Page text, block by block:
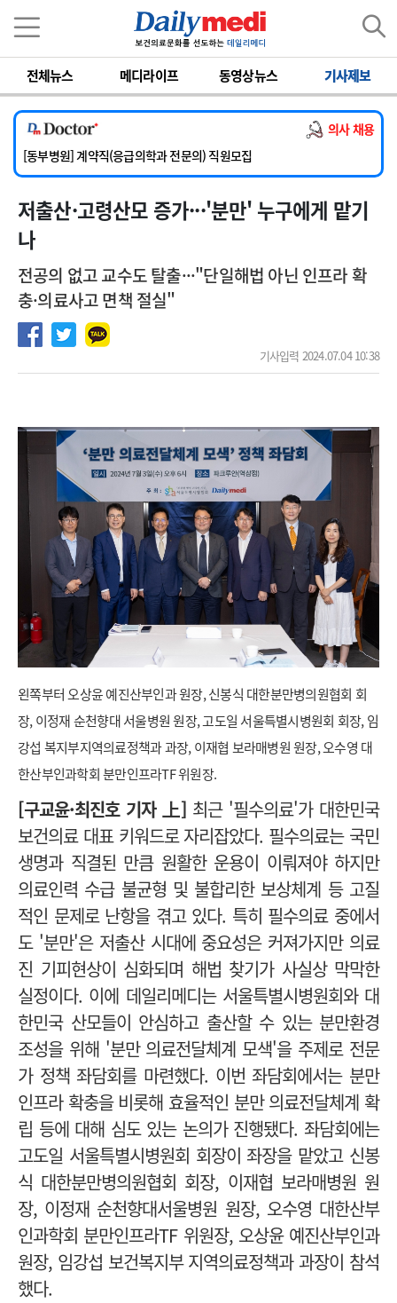
전체뉴스 메디라이프 동영상뉴스 기사제보
의사 채용
[서울아산병원] 2026년 하반기 인턴 모집
[영남대학교의료원] 마취통증의학과 임기제 임상의사 채용
[충남대학교병원] 소아청소년과(소아응급전담) 계약직 의사 공개채용
[동부병원] 계약직(응급의학과 전문의) 직원모집
[이대목동병원] 하반기 전공의(레지던트1년차) 모집
[서울아산병원] 2026년 하반기 인턴 모집
[영남대학교의료원] 마취통증의학과 임기제 임상의사 채용
저출산·고령산모 증가···'분만' 누구에게 맡기
나
전공의 없고 교수도 탈출···"단일해법 아닌 인프라 확
충·의료사고 면책 절실"
기사입력 2024.07.04 10:38
왼쪽부터 오상윤 예진산부인과 원장, 신봉식 대한분만병의원협회 회
장, 이정재 순천향대 서울병원 원장, 고도일 서울특별시병원회 회장, 임
강섭 복지부지역의료정책과 과장, 이재협 보라매병원 원장, 오수영 대
한산부인과학회 분만인프라TF 위원장.
[구교윤·최진호 기자 上] 최근 '필수의료'가 대한민국
보건의료 대표 키워드로 자리잡았다. 필수의료는 국민
생명과 직결된 만큼 원활한 운용이 이뤄져야 하지만
의료인력 수급 불균형 및 불합리한 보상체계 등 고질
적인 문제로 난항을 겪고 있다. 특히 필수의료 중에서
도 '분만'은 저출산 시대에 중요성은 커져가지만 의료
진 기피현상이 심화되며 해법 찾기가 사실상 막막한
실정이다. 이에 데일리메디는 서울특별시병원회와 대
한민국 산모들이 안심하고 출산할 수 있는 분만환경
조성을 위해 '분만 의료전달체계 모색'을 주제로 전문
가 정책 좌담회를 마련했다. 이번 좌담회에서는 분만
인프라 확충을 비롯해 효율적인 분만 의료전달체계 확
립 등에 대해 심도 있는 논의가 진행됐다. 좌담회에는
고도일 서울특별시병원회 회장이 좌장을 맡았고 신봉
식 대한분만병의원협회 회장, 이재협 보라매병원 원
장, 이정재 순천향대서울병원 원장, 오수영 대한산부
인과학회 분만인프라TF 위원장, 오상윤 예진산부인과
원장, 임강섭 보건복지부 지역의료정책과 과장이 참석
했다.